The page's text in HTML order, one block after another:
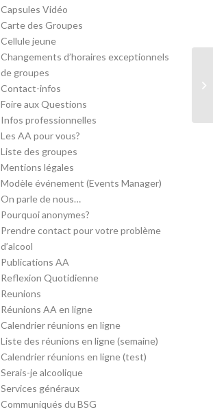
Capsules Vidéo
Carte des Groupes
Cellule jeune
Changements d’horaires exceptionnels
de groupes
Contact-infos
Foire aux Questions
Infos professionnelles
Les AA pour vous?
Liste des groupes
Mentions légales
Modèle événement (Events Manager)
On parle de nous…
Pourquoi anonymes?
Prendre contact pour votre problème
d’alcool
Publications AA
Reflexion Quotidienne
Reunions
Réunions AA en ligne
Calendrier réunions en ligne
Liste des réunions en ligne (semaine)
Calendrier réunions en ligne (test)
Serais-je alcoolique
Services généraux
Communiqués du BSG